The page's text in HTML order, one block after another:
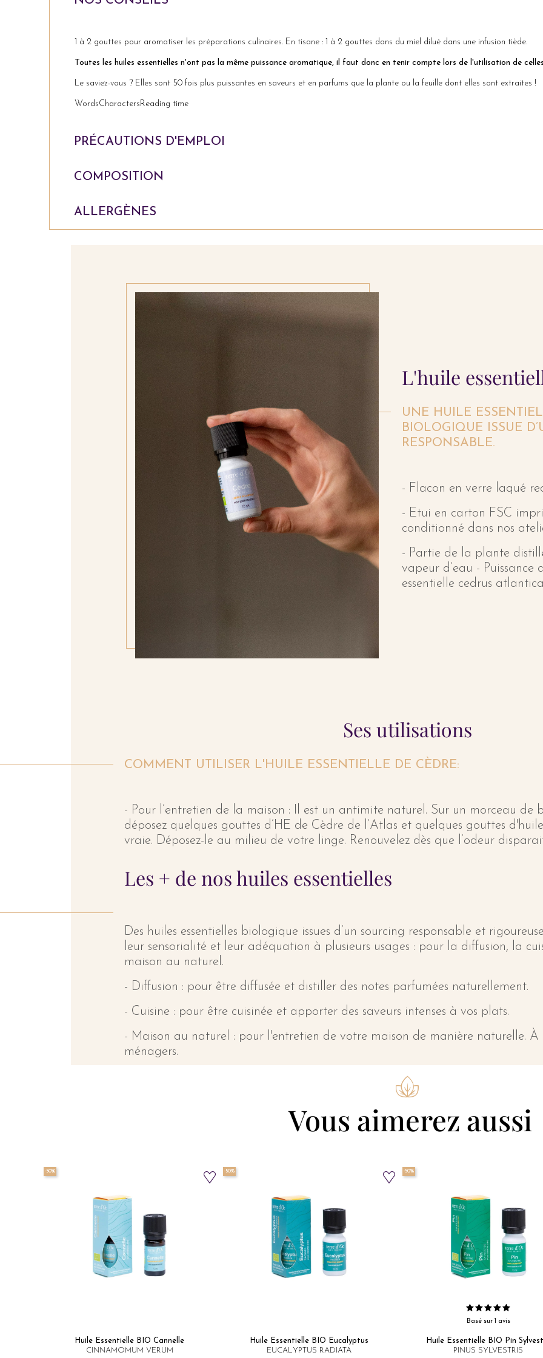
PRÉCAUTIONS D'EMPLOI
COMPOSITION
ALLERGÈNES
1 à 2 gouttes pour aromatiser les préparations culinaires. En tisane : 1 à 2 gouttes dans du miel dilué dans une infusion tiède.
Toutes les huiles essentielles n'ont pas la même puissance aromatique, il faut donc en tenir compte lors de l'utilisation de
Le saviez-vous ? Elles sont 50 fois plus puissantes en saveurs et en parfums que la plante ou la feuille dont elles sont extraites !
WordsCharactersReading time
L'huile
UNE HUILE
BIOLOGIQUE ISSUE
RESPONSABLE.
- Flacon en verre laqué
- Etui en carton FSC
conditionné dans nos
- Partie de la plante
vapeur d’eau -
essentielle cedrus
Ses utilisations
COMMENT UTILISER L'HUILE ESSENTIELLE DE CÈDRE:
- Pour l’entretien de la maison : Il est un antimite naturel. Sur un morceau de
déposez quelques gouttes d’HE de Cèdre de l’Atlas et quelques gouttes
vraie. Déposez-le au milieu de votre linge. Renouvelez dès que l’odeur
Les + de nos huiles essentielles
Des huiles essentielles biologique issues d’un sourcing responsable et
leur sensorialité et leur adéquation à plusieurs usages : pour la diffusion, la
maison au naturel.
- Diffusion : pour être diffusée et distiller des notes parfumées naturellement.
- Cuisine : pour être cuisinée et apporter des saveurs intenses à vos plats.
- Maison au naturel : pour l'entretien de votre maison de manière naturelle.
ménagers.
Vous aimerez aussi
-50%
Huile Essentielle BIO Cannelle​
CINNAMOMUM VERUM
-50%
Huile Essentielle BIO Eucalyptus​
EUCALYPTUS RADIATA
-50%
Basé sur 1 avis
Huile Essentielle BIO Pin
PINUS SYLVESTRIS